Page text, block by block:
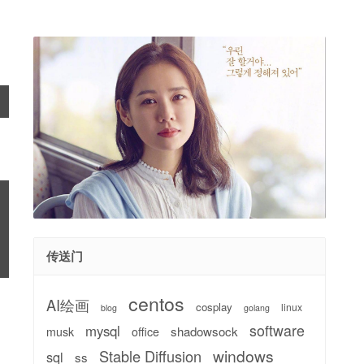
传送门
AI绘画 blog centos cosplay golang linux
musk mysql office shadowsock software
sql ss Stable Diffusion windows